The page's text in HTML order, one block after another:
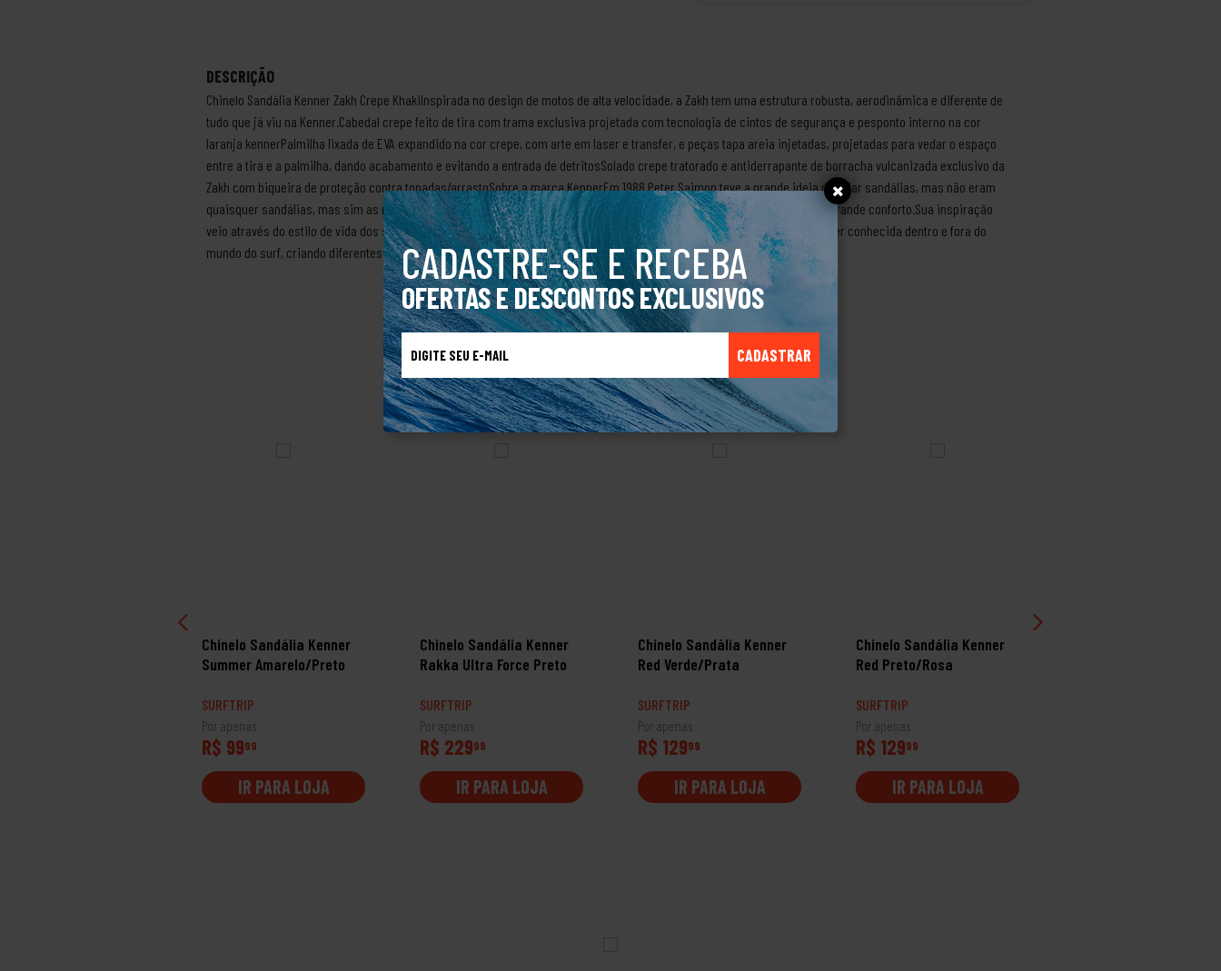
CADASTRE-SE E RECEBA
OFERTAS E DESCONTOS EXCLUSIVOS
CADASTRAR
DESCRIÇÃO
Chinelo Sandália Kenner Zakh Crepe KhakiInspirada no design de motos de alta velocidade, a Zakh tem uma estrutura robusta, aerodinâmica e diferente de
tudo que já viu na Kenner.Cabedal crepe feito de tira com trama exclusiva projetada com tecnologia de cintos de segurança e pesponto interno na cor
laranja kennerPalmilha lixada de EVA expandido na cor crepe, com arte em laser e transfer, e peças tapa areia injetadas, projetadas para vedar o espaço
entre a tira e a palmilha, dando acabamento e evitando a entrada de detritosSolado crepe tratorado e antiderrapante de borracha vulcanizada exclusivo da
Zakh com biqueira de proteção contra topadas/arrastoSobre a marca KennerEm 1988 Peter Saimon teve a grande ideia de criar sandálias, mas não eram
quaisquer sandálias, mas sim as mais confortáveis, tendo como principal item as palmilhas macias que proporcionam grande conforto.Sua inspiração
veio através do estilo de vida dos surfistas, um estilo jovem e praiano. Com o crescimento da marca a Kenner passou a ser conhecida dentro e fora do
mundo do surf, criando diferentes linhas de produtos e acessórios.Produto Original.
TALVEZ VOCÊ TAMBÉM GOSTE
Chinelo Sandália Kenner
Summer Amarelo/Preto
SURFTRIP
Por apenas
R$ 9999
IR PARA LOJA
Chinelo Sandália Kenner
Rakka Ultra Force Preto
SURFTRIP
Por apenas
R$ 22999
IR PARA LOJA
Chinelo Sandália Kenner
Red Verde/Prata
SURFTRIP
Por apenas
R$ 12999
IR PARA LOJA
Chinelo Sandália Kenner
Red Preto/Rosa
SURFTRIP
Por apenas
R$ 12999
IR PARA LOJA